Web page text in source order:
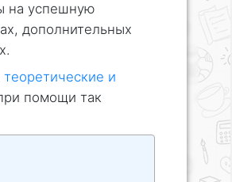
на успешную
дополнительных
теоретические и
помощи так